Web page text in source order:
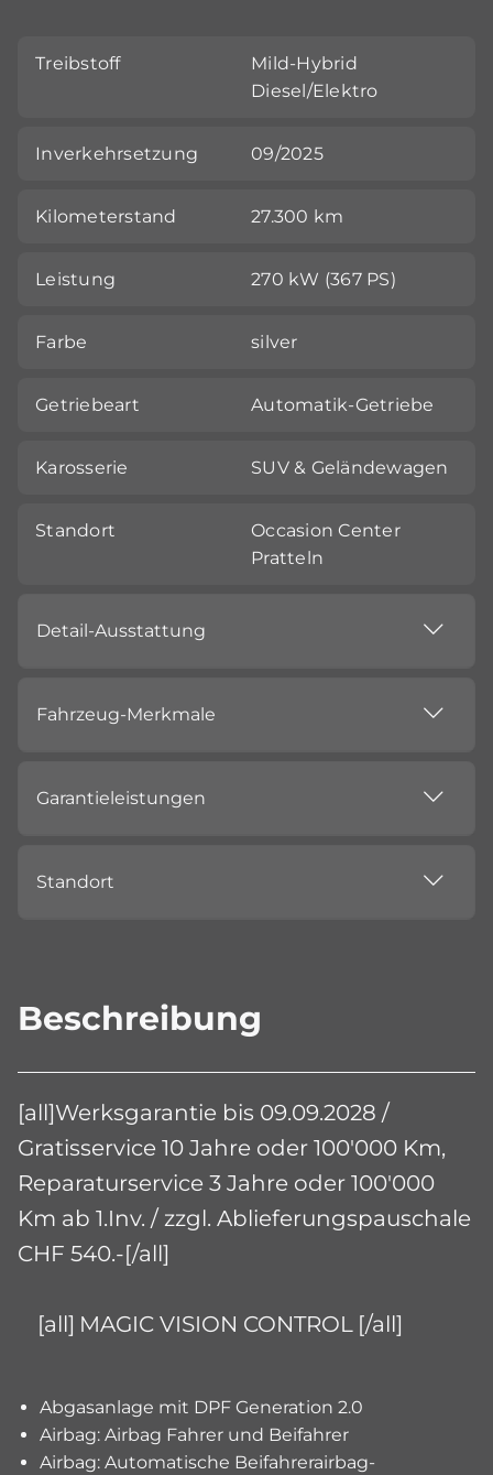
Treibstoff
Mild-Hybrid
Diesel/Elektro
Inverkehrsetzung 09/2025
Kilometerstand 27.300 km
Leistung 270 kW (367 PS)
Farbe silver
Getriebeart Automatik-Getriebe
Karosserie SUV & Geländewagen
Standort
Occasion Center
Pratteln
Detail-Ausstattung
Fahrzeug-Merkmale
Garantieleistungen
Standort
Beschreibung
[all]Werksgarantie bis 09.09.2028 /
Gratisservice 10 Jahre oder 100'000 Km,
Reparaturservice 3 Jahre oder 100'000
Km ab 1.Inv. / zzgl. Ablieferungspauschale
CHF 540.-[/all]
[all] MAGIC VISION CONTROL [/all]
Abgasanlage mit DPF Generation 2.0
Airbag: Airbag Fahrer und Beifahrer
Airbag: Automatische Beifahrerairbag-